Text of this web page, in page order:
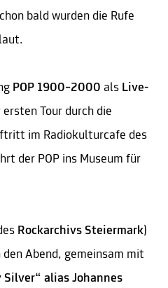
bald wurden die Rufe
POP 1900–2000 als Live-
ersten Tour durch die
im Radiokulturcafe des
der POP ins Museum für
Rockarchivs Steiermark)
Abend, gemeinsam mit
Silver“ alias Johannes